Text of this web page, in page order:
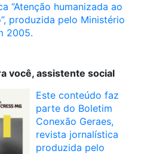
“Atenção humanizada ao
produzida pelo Ministério
2005.
você, assistente social
Este conteúdo faz
parte do Boletim
Conexão Geraes,
revista jornalística
produzida pelo